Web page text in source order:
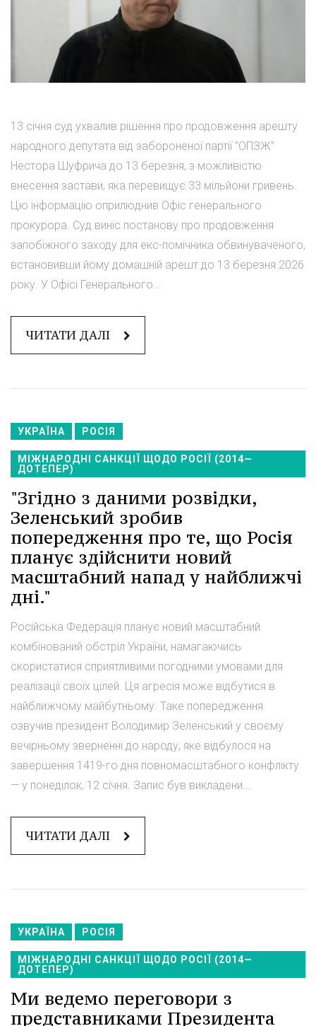
13 січня суд ухвалив рішення про продовження арешту
народного депутата від забороненої партії "ОПЗЖ"
Нестора Шуфрича до 13 березня, з можливістю
внесення застави, яка перевищує 33 мільйони гривень.
Цю інформацію оприлюднив Офіс генерального
прокурора. Суд виніс постанову про продовження
запобіжного заходу для екс-помічника обвинуваченого,
встановивши йому домашній арешт до 13 березня 2026
року. У Офісі Генерального...
ЧИТАТИ ДАЛІ
УКРАЇНА РОСІЯ
МІЖНАРОДНІ САНКЦІЇ ЩОДО РОСІЇ (2014—
ДОТЕПЕР)
"Згідно з даними розвідки,
Зеленський зробив
попередження про те, що Росія
планує здійснити новий
масштабний напад у найближчі
дні."
Російська Федерація планує новий масштабний
комбінований обстріл України, намагаючись
скористатися сприятливими погодними умовами для
реалізації своїх цілей. Ця агресія може відбутися в
найближчому майбутньому. Таке попередження
озвучив президент Володимир Зеленський у своєму
вечірньому зверненні до народу, яке відбулося на
завершення 1419-го дня повномасштабного конфлікту
— у понеділок, 12 січня. Запис був викладени...
ЧИТАТИ ДАЛІ
УКРАЇНА РОСІЯ
МІЖНАРОДНІ САНКЦІЇ ЩОДО РОСІЇ (2014—
ДОТЕПЕР)
Ми ведемо переговори з
представниками Президента